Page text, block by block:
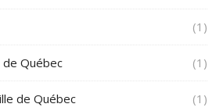
(1)
de Québec (1)
de Québec (1)